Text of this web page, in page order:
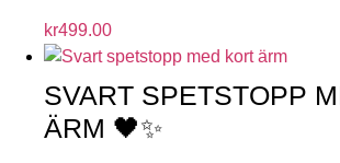
kr499.00
SVART SPETSTOPP
ÄRM 🖤✨